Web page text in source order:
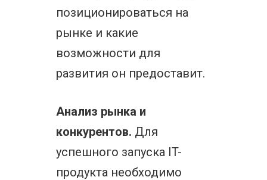
позиционироваться на
рынке и какие
возможности для
развития он предоставит.
Анализ рынка и
конкурентов. Для
успешного запуска IT-
продукта необходимо